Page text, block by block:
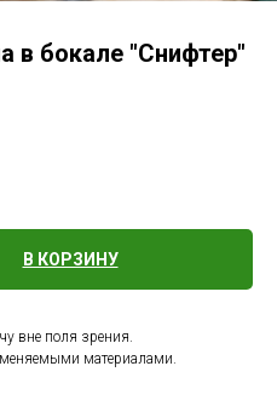
в бокале "Снифтер"
В КОРЗИНУ
вне поля зрения.
материалами.